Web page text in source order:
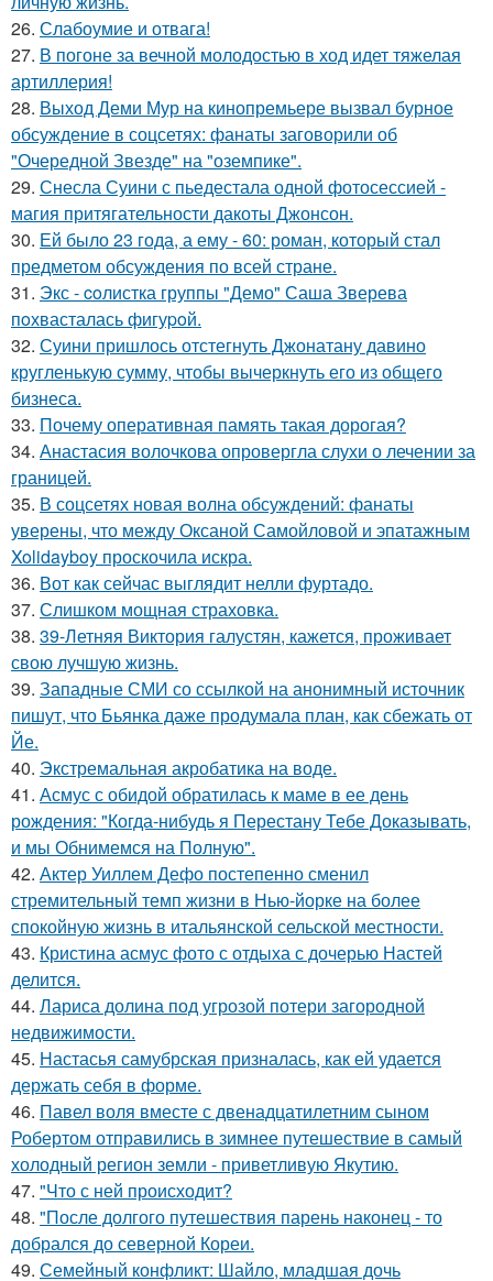
26. Слабоумие и отвага!
27. В погоне за вечной молодостью в ход идет тяжелая
артиллерия!
28. Выход Деми Мур на кинопремьере вызвал бурное
обсуждение в соцсетях: фанаты заговорили об
"Очередной Звезде" на "оземпике".
29. Снесла Суини с пьедестала одной фотосессией -
магия притягательности дакоты Джонсон.
30. Ей было 23 года, а ему - 60: роман, который стал
предметом обсуждения по всей стране.
31. Экс - coлистка группы "Демо" Саша Зверева
пoхвасталась фигуpoй.
32. Суини пришлось отстегнуть Джонатану давино
кругленькую сумму, чтобы вычеркнуть его из общего
бизнеса.
33. Почему оперативная память такая дорогая?
34. Анастасия волочкова опровергла слухи о лечении за
границей.
35. В соцсетях новая волна обсуждений: фанаты
уверены, что между Оксаной Самойловой и эпатажным
Xolidayboy проскочила искра.
36. Вот как сейчас выглядит нелли фуртадо.
37. Слишком мощная страховка.
38. 39-Летняя Виктория галустян, кажется, проживает
свою лучшую жизнь.
39. Западные СМИ со ссылкой на анонимный источник
пишут, что Бьянка даже продумала план, как сбежать от
Йе.
40. Экстремальная акробатика на воде.
41. Асмус с обидой обратилась к маме в ее день
рождения: "Когда-нибудь я Перестану Тебе Доказывать,
и мы Обнимемся на Полную".
42. Актер Уиллем Дефо постепенно сменил
стремительный темп жизни в Нью-йорке на более
спокойную жизнь в итальянской сельской местности.
43. Кристина асмус фото с отдыха с дочерью Настей
делится.
44. Лариса долина под угрозой потери загородной
недвижимости.
45. Настасья самубрская призналась, как ей удается
держать себя в форме.
46. Павел воля вместе с двенадцатилетним сыном
Робертом отправились в зимнее путешествие в самый
холодный регион земли - приветливую Якутию.
47. "Что с ней происходит?
48. "После долгого путешествия парень наконец - то
добрался до северной Кореи.
49. Семейный конфликт: Шайло, младшая дочь